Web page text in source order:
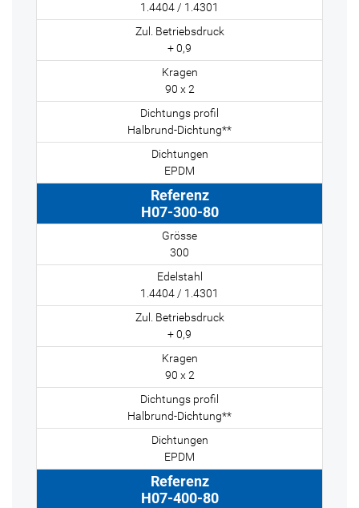
1.4404 / 1.4301
+ 0,9
90 x 2
Halbrund-Dichtung**
EPDM
H07-300-80
300
1.4404 / 1.4301
+ 0,9
90 x 2
Halbrund-Dichtung**
EPDM
H07-400-80